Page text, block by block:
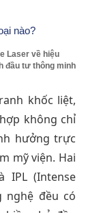
nào?
Laser về hiệu
đầu tư thông minh
khốc liệt,
không chỉ
hưởng trực
mỹ viện. Hai
IPL (Intense
nghệ đều có